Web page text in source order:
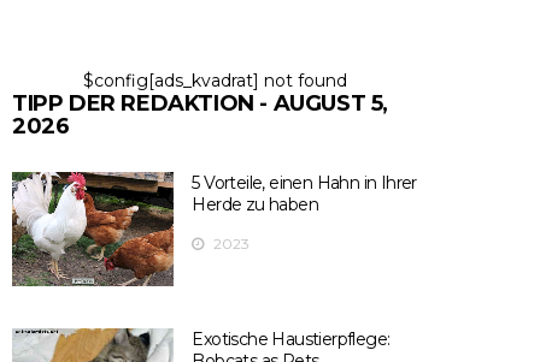
$config[ads_kvadrat] not found
TIPP DER REDAKTION - AUGUST 5,
2026
5 Vorteile, einen Hahn in Ihrer
Herde zu haben
2023
Exotische Haustierpflege: